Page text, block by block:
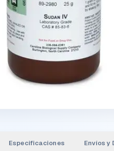
Especificaciones Envíos y